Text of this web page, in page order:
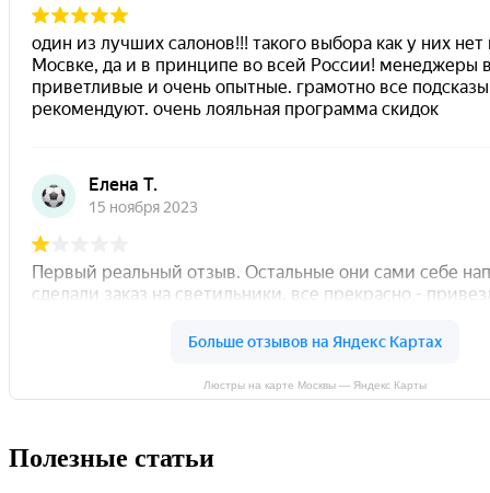
Люстры на карте Москвы — Яндекс Карты
Полезные статьи